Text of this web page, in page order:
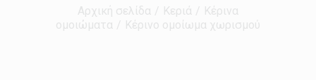
Αρχική σελίδα Κεριά
Κέρινα
ομοιώματα
Κέρινο ομοίωμα χωρισμού